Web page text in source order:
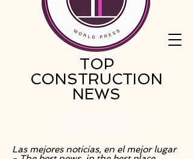
TOP
CONSTRUCTION
NEWS
Las mejores noticias, en el mejor lugar